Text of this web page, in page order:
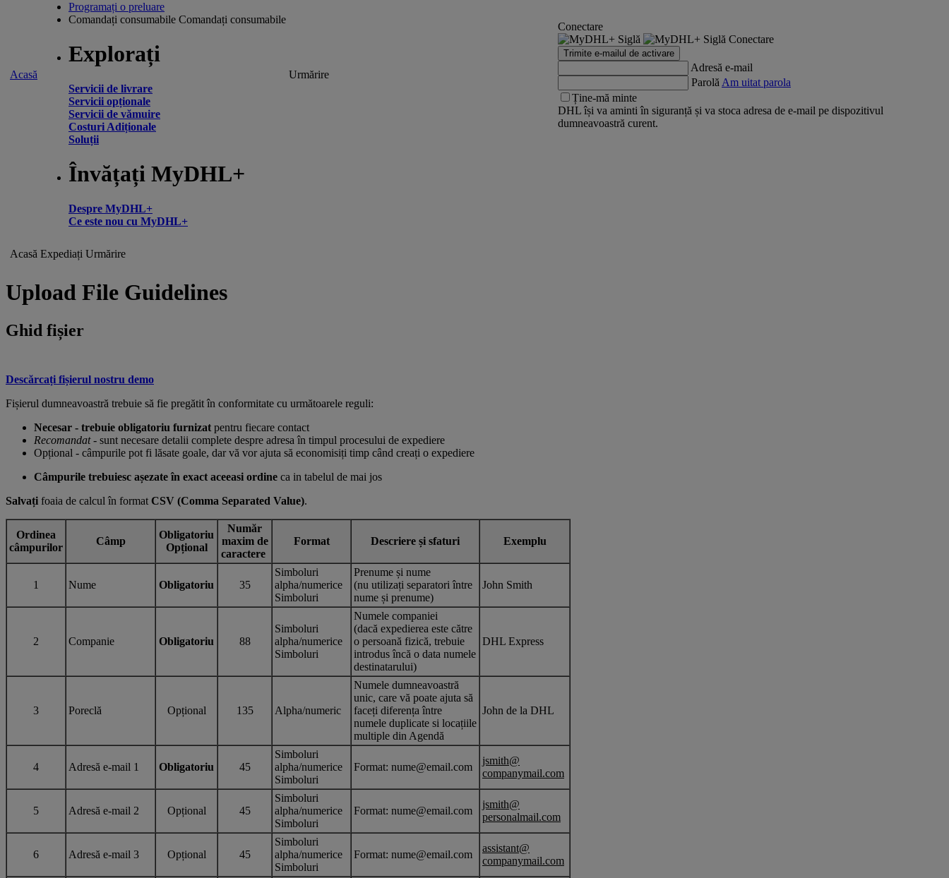
Acasă
Programați o preluare
Comandați consumabile Comandați consumabile
Explorați
Servicii de livrare
Servicii opționale
Servicii de vămuire
Costuri Adiționale
Soluții
Învățați MyDHL+
Despre MyDHL+
Ce este nou cu MyDHL+
Urmărire
Conectare
Conectare
Trimite e-mailul de activare
Adresă e-mail
Parolă Am uitat parola
​Ține-mă minte
DHL își va aminti în siguranță și va stoca adresa de e-mail pe dispozitivul
dumneavoastră curent.
Acasă Expediați Urmărire
Upload File Guidelines
Ghid fișier
Descărcați fișierul nostru demo
Fișierul dumneavoastră trebuie să fie pregătit în conformitate cu următoarele reguli:
Necesar - trebuie obligatoriu furnizat pentru fiecare contact
Recomandat- sunt necesare detalii complete despre adresa în timpul procesului de expediere
Opțional - câmpurile pot fi lăsate goale, dar vă vor ajuta să economisiți timp când creați o expediere
Câmpurile trebuiesc așezate în exact aceeasi ordine ca in tabelul de mai jos
Salvați foaia de calcul în format CSV (Comma Separated Value).
Ordinea
câmpurilor
Câmp
Obligatoriu
Opțional
Număr
maxim de
caractere
Format Descriere și sfaturi Exemplu
1 Nume Obligatoriu 35
Simboluri
alpha/numerice
Simboluri
Prenume și nume
(nu utilizați separatori între
nume și prenume)
John Smith
2 Companie Obligatoriu 88
Simboluri
alpha/numerice
Simboluri
Numele companiei
(dacă expedierea este către
o persoană fizică, trebuie
introdus încă o data numele
destinatarului)
DHL Express
3 Poreclă Opțional 135 Alpha/numeric
Numele dumneavoastră
unic, care vă poate ajuta să
faceți diferența între
numele duplicate si locațiile
multiple din Agendă
John de la DHL
4 Adresă e-mail 1 Obligatoriu 45
Simboluri
alpha/numerice
Simboluri
Format: nume@email.com
jsmith@
companymail.com
5 Adresă e-mail 2 Opțional 45
Simboluri
alpha/numerice
Simboluri
Format: nume@email.com
jsmith@
personalmail.com
6 Adresă e-mail 3 Opțional 45
Simboluri
alpha/numerice
Simboluri
Format: nume@email.com
assistant@
companymail.com